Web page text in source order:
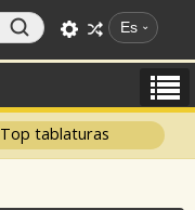
Es
Top tablaturas